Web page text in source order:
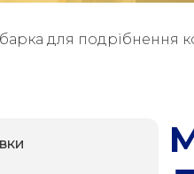
для подрібнення